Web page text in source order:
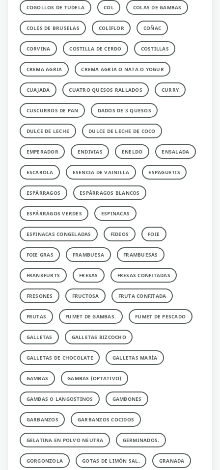
COGOLLOS DE TUDELA COL COLAS DE GAMBAS
COLES DE BRUSELAS COLIFLOR COÑAC
CORVINA COSTILLA DE CERDO COSTILLAS
CREMA AGRIA CREMA AGRIA O NATA O YOGUR
CUAJADA CUATRO QUESOS RALLADOS CURRY
CUSCURROS DE PAN DADOS DE 3 QUESOS
DULCE DE LECHE DULCE DE LECHE DE COCO
EMPERADOR ENDIVIAS ENELDO ENSALADA
ESCAROLA ESENCIA DE VAINILLA ESPAGUETIS
ESPÁRRAGOS ESPÁRRAGOS BLANCOS
ESPÁRRAGOS VERDES ESPINACAS
ESPINACAS CONGELADAS FIDEOS FOIE
FOIE GRAS FRAMBUESA FRAMBUESAS
FRANKFURTS FRESAS FRESAS CONFITADAS
FRESONES FRUCTOSA FRUTA CONFITADA
FRUTAS FUMET DE GAMBAS. FUMET DE PESCADO
GALLETAS GALLETAS BIZCOCHO
GALLETAS DE CHOCOLATE GALLETAS MARÍA
GAMBAS GAMBAS (OPTATIVO)
GAMBAS O LANGOSTINOS GAMBONES
GARBANZOS GARBANZOS COCIDOS
GELATINA EN POLVO NEUTRA GERMINADOS.
GORGONZOLA GOTAS DE LIMÓN SAL. GRANADA